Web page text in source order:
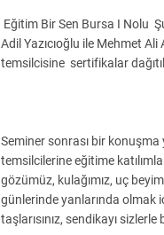
Eğitim Bir Sen Bursa I Nolu
Adil Yazıcıoğlu ile Mehmet
temsilcisine sertifikalar
Seminer sonrası bir
temsilcilerine eğitime
gözümüz, kulağımız, uç
günlerinde yanlarında olmak
taşlarısınız, sendikayı